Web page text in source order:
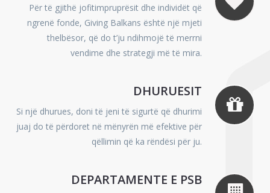
Për të gjithë jofitimpruprësit dhe individët që
ngrenë fonde, Giving Balkans është një mjeti
thelbësor, që do t’ju ndihmojë të merrni
vendime dhe strategji më të mira.
DHURUESIT
Si një dhurues, doni të jeni të sigurtë që dhurimi
juaj do të përdoret në mënyrën më efektive për
qëllimin që ka rëndësi për ju.
DEPARTAMENTE E PSB